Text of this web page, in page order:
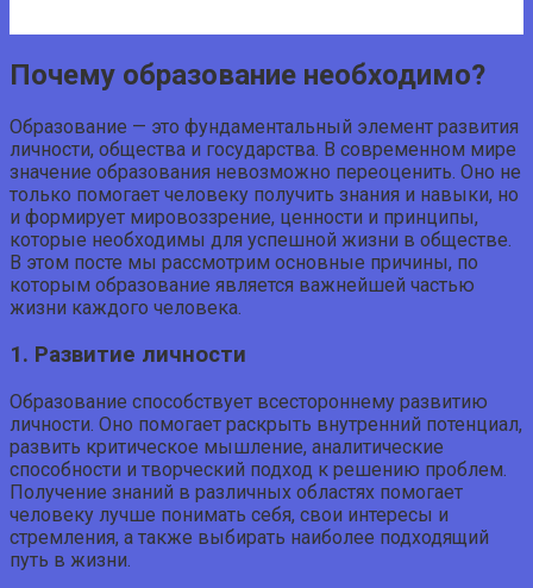
Почему образование необходимо?
Образование — это фундаментальный элемент развития
личности, общества и государства. В современном мире
значение образования невозможно переоценить. Оно не
только помогает человеку получить знания и навыки, но
и формирует мировоззрение, ценности и принципы,
которые необходимы для успешной жизни в обществе.
В этом посте мы рассмотрим основные причины, по
которым образование является важнейшей частью
жизни каждого человека.
1. Развитие личности
Образование способствует всестороннему развитию
личности. Оно помогает раскрыть внутренний потенциал,
развить критическое мышление, аналитические
способности и творческий подход к решению проблем.
Получение знаний в различных областях помогает
человеку лучше понимать себя, свои интересы и
стремления, а также выбирать наиболее подходящий
путь в жизни.